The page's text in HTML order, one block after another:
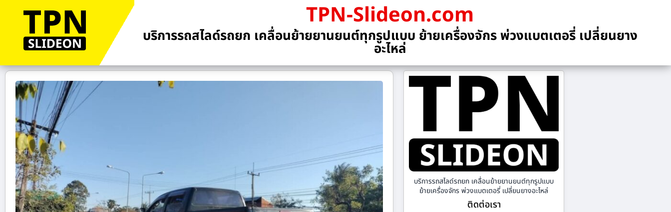
TPN-Slideon.com
บริการรถสไลด์รถยก เคลื่อนย้ายยานยนต์ทุกรูปแบบ ย้ายเครื่องจักร พ่วงแบตเตอรี่ เปลี่ยนยาง
อะไหล่
บริการรถสไลด์รถยก เคลื่อนย้ายยานยนต์ทุกรูปแบบ
ย้ายเครื่องจักร พ่วงแบตเตอรี่ เปลี่ยนยางอะไหล่
ติดต่อเรา